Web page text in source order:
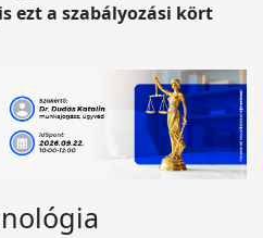
ezt a szabályozási kört